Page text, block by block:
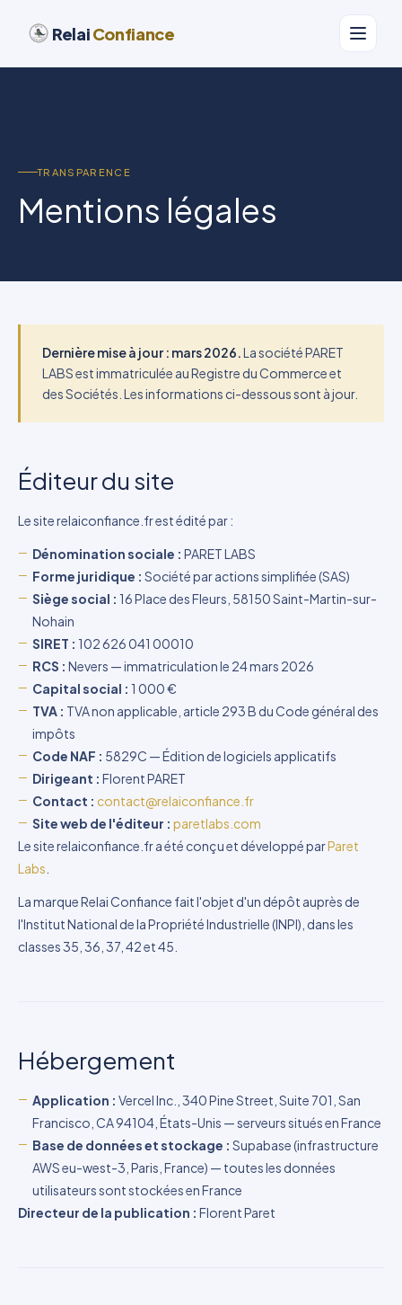
RelaiConfiance
TRANSPARENCE
Mentions légales
Dernière mise à jour : mars 2026.La société PARET
LABS est immatriculée au Registre du Commerce et
des Sociétés. Les informations ci-dessous sont à jour.
Éditeur du site
Le site relaiconfiance.fr est édité par :
Dénomination sociale : PARET LABS
Forme juridique : Société par actions simplifiée (SAS)
Siège social : 16 Place des Fleurs, 58150 Saint-Martin-sur-
Nohain
SIRET : 102 626 041 00010
RCS : Nevers — immatriculation le 24 mars 2026
Capital social : 1 000 €
TVA : TVA non applicable, article 293 B du Code général des
impôts
Code NAF : 5829C — Édition de logiciels applicatifs
Dirigeant : Florent PARET
Contact : contact@relaiconfiance.fr
Site web de l'éditeur : paretlabs.com
Le site relaiconfiance.fr a été conçu et développé parParet
Labs
La marque Relai Confiance fait l'objet d'un dépôt auprès de
l'Institut National de la Propriété Industrielle (INPI), dans les
classes 35, 36, 37, 42 et 45.
Hébergement
Application : Vercel Inc., 340 Pine Street, Suite 701, San
Francisco, CA 94104, États-Unis — serveurs situés en France
Base de données et stockage : Supabase (infrastructure
AWS eu-west-3, Paris, France) — toutes les données
utilisateurs sont stockées en France
Directeur de la publication : Florent Paret